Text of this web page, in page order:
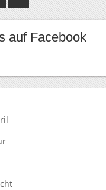
auf Facebook